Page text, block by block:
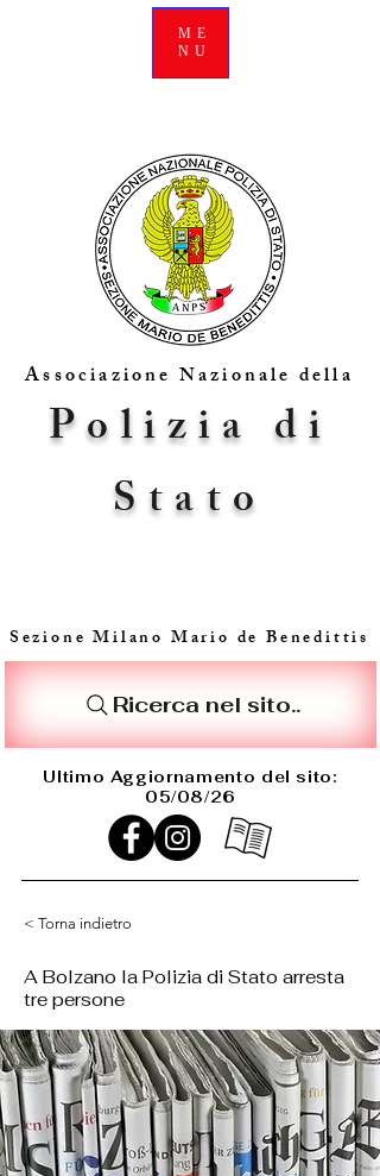
ME
NU
Associazione Nazionale della
Sezione Milano Mario de Benedittis
Ricerca nel sito..
Polizia di
Stato
Ultimo Aggiornamento del sito:
05/08/26
< Torna indietro
A Bolzano la Polizia di Stato arresta
tre persone